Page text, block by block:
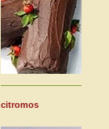
citromos